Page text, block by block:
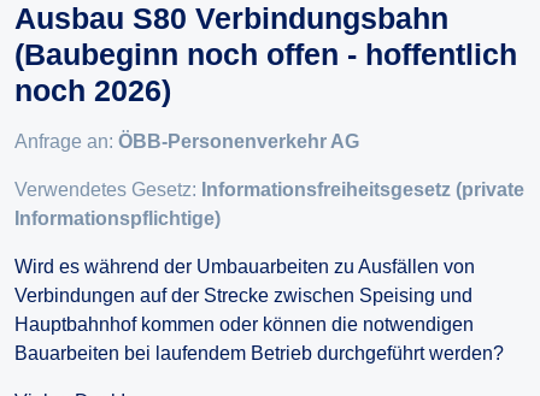
Ausbau S80 Verbindungsbahn
(Baubeginn noch offen - hoffentlich
noch 2026)
Anfrage an: ÖBB-Personenverkehr AG
Verwendetes Gesetz: Informationsfreiheitsgesetz (private
Informationspflichtige)
Wird es während der Umbauarbeiten zu Ausfällen von
Verbindungen auf der Strecke zwischen Speising und
Hauptbahnhof kommen oder können die notwendigen
Bauarbeiten bei laufendem Betrieb durchgeführt werden?